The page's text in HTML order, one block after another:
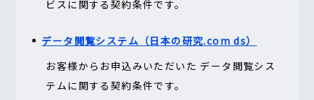
ビスに関する契約条件です。
データ閲覧システム（日本の研究.com ds）
お客様からお申込みいただいた データ閲覧シス
テムに関する契約条件です。